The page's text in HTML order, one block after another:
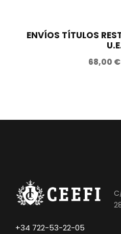
ENVÍOS TÍTULOS
68,00 €
+34 722-53-22-05